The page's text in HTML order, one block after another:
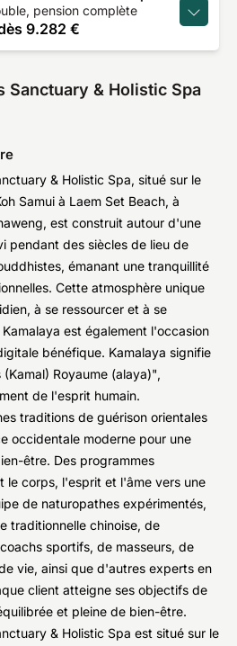
pension complète
9.282 €
Sanctuary & Holistic Spa
& Holistic Spa, situé sur le
Samui à Laem Set Beach, à
est construit autour d'une
pendant des siècles de lieu de
émanant une tranquillité
Cette atmosphère unique
à se ressourcer et à se
est également l'occasion
bénéfique. Kamalaya signifie
Royaume (alaya)",
de l'esprit humain.
traditions de guérison orientales
occidentale moderne pour une
être. Des programmes
le corps, l'esprit et l'âme vers une
de naturopathes expérimentés,
traditionnelle chinoise, de
sportifs, de masseurs, de
vie, ainsi que d'autres experts en
client atteigne ses objectifs de
et pleine de bien-être.
& Holistic Spa est situé sur le